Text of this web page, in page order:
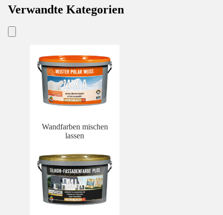
Verwandte Kategorien
Wandfarben mischen
lassen